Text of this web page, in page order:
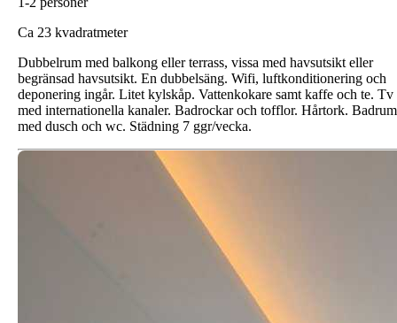
Ca 23 kvadratmeter
Dubbelrum med balkong eller terrass, vissa med havsutsikt eller
begränsad havsutsikt. En dubbelsäng. Wifi, luftkonditionering och
deponering ingår. Litet kylskåp. Vattenkokare samt kaffe och te. Tv
med internationella kanaler. Badrockar och tofflor. Hårtork. Badrum
med dusch och wc. Städning 7 ggr/vecka.